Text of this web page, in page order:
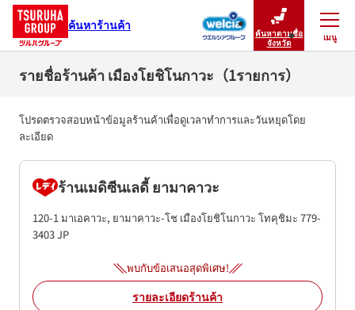
ค้นหาร้านค้า
ค้นหาตามชื่อ
จังหวัด
เมนู
ปิดเมนู
รายชื่อร้านค้า เมืองโยชิโนกาวะ（1รายการ）
โปรดตรวจสอบหน้าข้อมูลร้านค้าเพื่อดูเวลาทำการและวันหยุดโดย
ละเอียด
ร้านเมดิซีนเลดี้ ยามาคาวะ
120-1 มาเอคาวะ, ยามาคาวะ-โช เมืองโยชิโนกาวะ โทคุชิมะ 779-
3403JP
พบกับข้อเสนอสุดพิเศษ!
รายละเอียดร้านค้า